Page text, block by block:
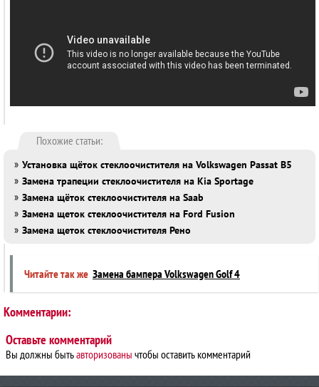
Похожие статьи:
» Установка щёток стеклоочистителя на Volkswagen Passat B5
» Замена трапеции стеклоочистителя на Kia Sportage
» Замена щёток стеклоочистителя на Saab
» Замена щеток стеклоочистителя на Ford Fusion
» Замена щеток стеклоочистителя Рено
Читайте так же Замена бампера Volkswagen Golf 4
Комментарии:
Оставьте комментарий
Вы должны бытьавторизованы чтобы оставить комментарий